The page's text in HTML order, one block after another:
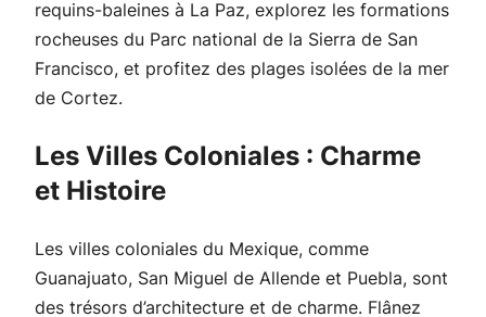
requins-baleines à La Paz, explorez les formations
rocheuses du Parc national de la Sierra de San
Francisco, et profitez des plages isolées de la mer
de Cortez.
Les Villes Coloniales : Charme
et Histoire
Les villes coloniales du Mexique, comme
Guanajuato, San Miguel de Allende et Puebla, sont
des trésors d’architecture et de charme. Flânez